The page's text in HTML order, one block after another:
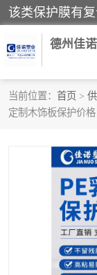
德州佳
当前位置： 首页 >
定制木饰板保护价
pe保护膜
地毯保护膜
拉伸缠绕膜
黑白保护膜
明蓝保护膜